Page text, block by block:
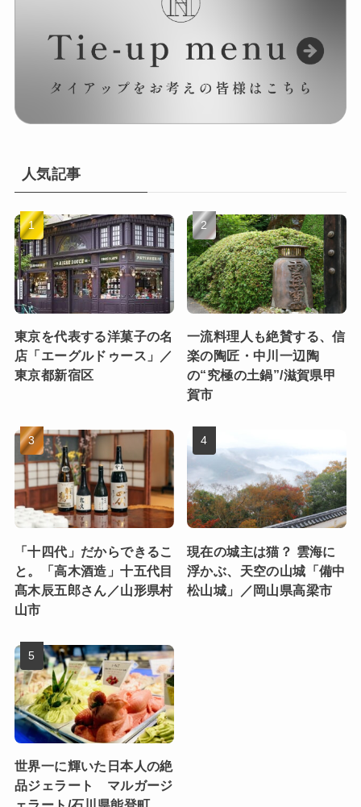
人気記事
東京を代表する洋菓子の名
店「エーグルドゥース」／
東京都新宿区
一流料理人も絶賛する、信
楽の陶匠・中川一辺陶
の“究極の土鍋”/滋賀県甲
賀市
「十四代」だからできるこ
と。「高木酒造」十五代目
髙木辰五郎さん／山形県村
山市
現在の城主は猫？ 雲海に
浮かぶ、天空の山城「備中
松山城」／岡山県高梁市
世界一に輝いた日本人の絶
品ジェラート マルガージ